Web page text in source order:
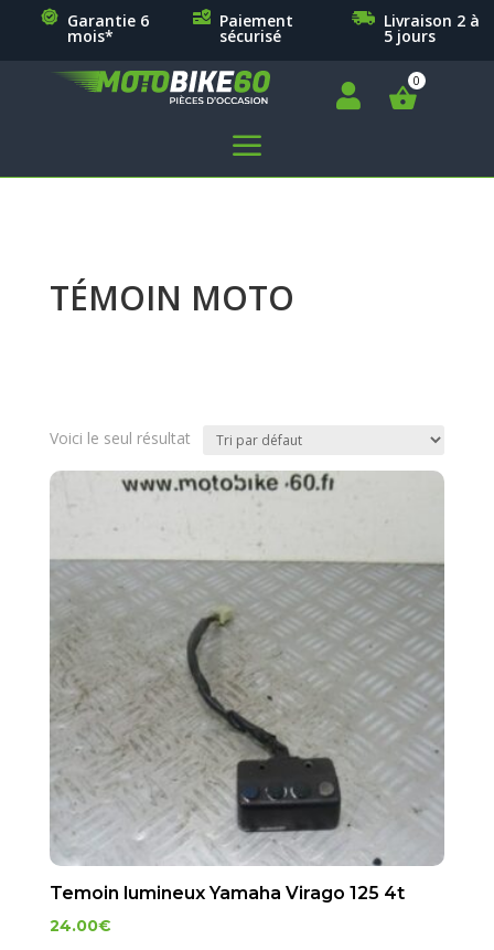
Garantie 6
mois*
Paiement
sécurisé
Livraison 2 à
5 jours

a
TÉMOIN MOTO
Voici le seul résultat
Temoin lumineux Yamaha Virago 125 4t
24.00€